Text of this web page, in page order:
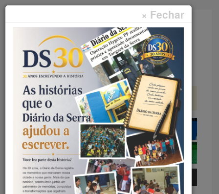
× Fechar
Faça sua pesquisa...
Menu
Início Geral